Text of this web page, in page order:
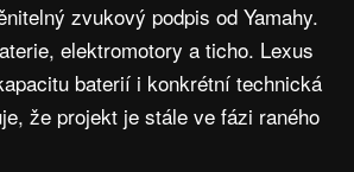
zvukový podpis od Yamahy.
elektromotory a ticho. Lexus
baterií i konkrétní technická
že projekt je stále ve fázi raného